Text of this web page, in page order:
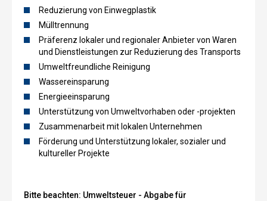
Reduzierung von Einwegplastik
Mülltrennung
Präferenz lokaler und regionaler Anbieter von Waren
und Dienstleistungen zur Reduzierung des Transports
Umweltfreundliche Reinigung
Wassereinsparung
Energieeinsparung
Unterstützung von Umweltvorhaben oder -projekten
Zusammenarbeit mit lokalen Unternehmen
Förderung und Unterstützung lokaler, sozialer und
kultureller Projekte
Bitte beachten: Umweltsteuer - Abgabe für